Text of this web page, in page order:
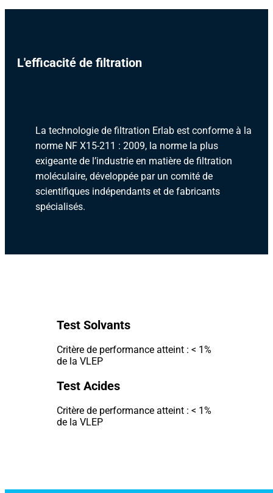
L'efficacité de filtration
La technologie de filtration Erlab est conforme à la
norme NF X15-211 : 2009, la norme la plus
exigeante de l’industrie en matière de filtration
moléculaire, développée par un comité de
scientifiques indépendants et de fabricants
spécialisés.
Test Solvants
Critère de performance atteint : < 1%
de la VLEP
Test Acides
Critère de performance atteint : < 1%
de la VLEP